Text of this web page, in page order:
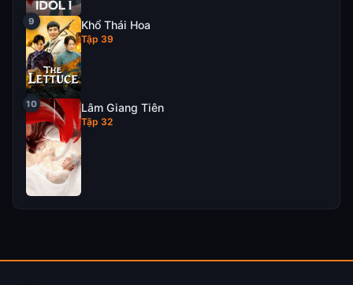
Khổ Thái Hoa
Tập 39
Lâm Giang Tiên
Tập 32